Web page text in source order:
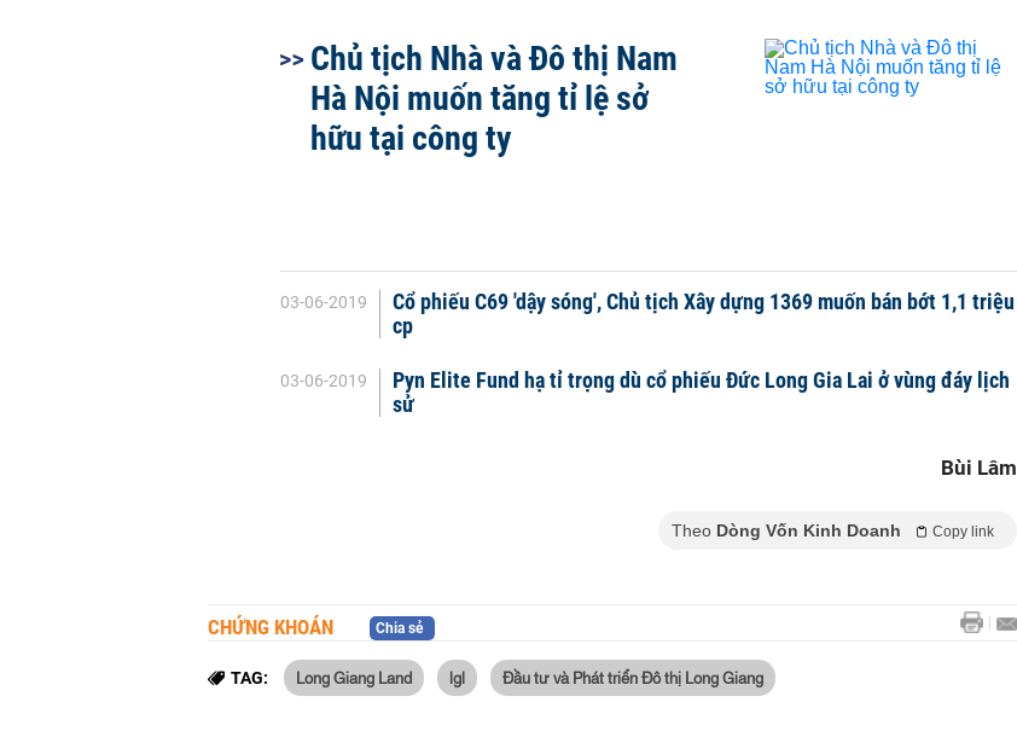
Chủ tịch Nhà và Đô thị Nam
Hà Nội muốn tăng tỉ lệ sở
hữu tại công ty
03-06-2019
Cổ phiếu C69 'dậy sóng', Chủ tịch Xây dựng 1369 muốn bán bớt 1,1 triệu
cp
03-06-2019
Pyn Elite Fund hạ tỉ trọng dù cổ phiếu Đức Long Gia Lai ở vùng đáy lịch
sử
Bùi Lâm
Theo Dòng Vốn Kinh Doanh Copy link
CHỨNG KHOÁN Chia sẻ
TAG: Long Giang Land lgl Đầu tư và Phát triển Đô thị Long Giang